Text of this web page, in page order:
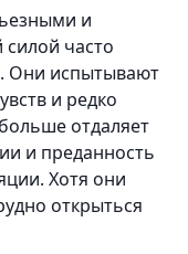
и
часто
Они испытывают
и редко
отдаляет
и преданность
Хотя они
открыться